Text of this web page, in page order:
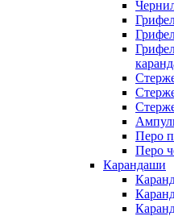
Перо
Перо
Карандаши